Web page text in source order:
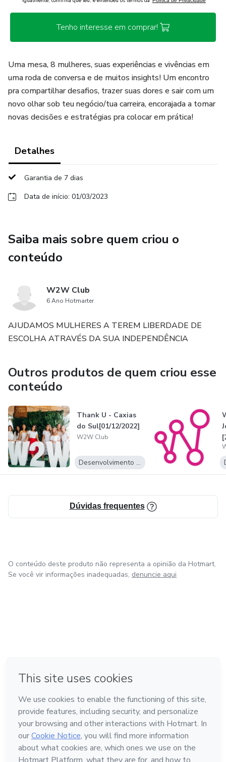
Tenho interesse em comprar!
Uma mesa, 8 mulheres, suas experiências e vivências em
uma roda de conversa e de muitos insights! Um encontro
pra compartilhar desafios, trazer suas dores e sair com um
novo olhar sob teu negócio/tua carreira, encorajada a tomar
novas decisões e estratégias pra colocar em prática!
Detalhes
Garantia de 7 dias
Data de início: 01/03/2023
Saiba mais sobre quem criou o
conteúdo
W2W Club
6 Ano Hotmarter
AJUDAMOS MULHERES A TEREM LIBERDADE DE
ESCOLHA ATRAVÉS DA SUA INDEPENDÊNCIA
Outros produtos de quem criou esse
conteúdo
Thank U - Caxias
do Sul[01/12/2022]
W2W Club
Desenvolvimento Pessoal
Dúvidas frequentes
O conteúdo deste produto não representa a opinião da Hotmart.
Se você vir informações inadequadas, denuncie aqui
em Belo Horizonte
Conheça a Hotmart